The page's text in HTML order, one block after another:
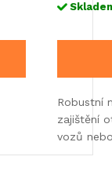
Robustní
zajištění
vozů